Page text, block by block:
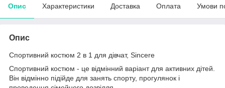
Опис Характеристики Доставка Оплата Умови
Опис
Спортивний костюм 2 в 1 для дівчат, Sincere
Спортивний костюм - це відмінний варіант для активних дітей.
Він відмінно підійде для занять спорту, прогулянок і